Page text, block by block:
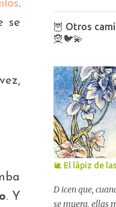
.
se
. Y
🦉 Otros
🧝🐦💫
🐌 El lápiz de
D icen que,
se muera, ellas